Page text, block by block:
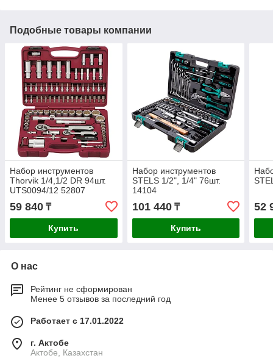
Подобные товары компании
Набор инструментов
Thorvik 1/4,1/2 DR 94шт.
UTS0094/12 52807
59 840 ₸
Купить
Набор инструментов
STELS 1/2", 1/4" 76шт.
14104
101 440₸
Купить
52
О нас
Рейтинг не сформирован
Менее 5 отзывов за последний год
Работает с 17.01.2022
г. Актобе
Актобе, Казахстан